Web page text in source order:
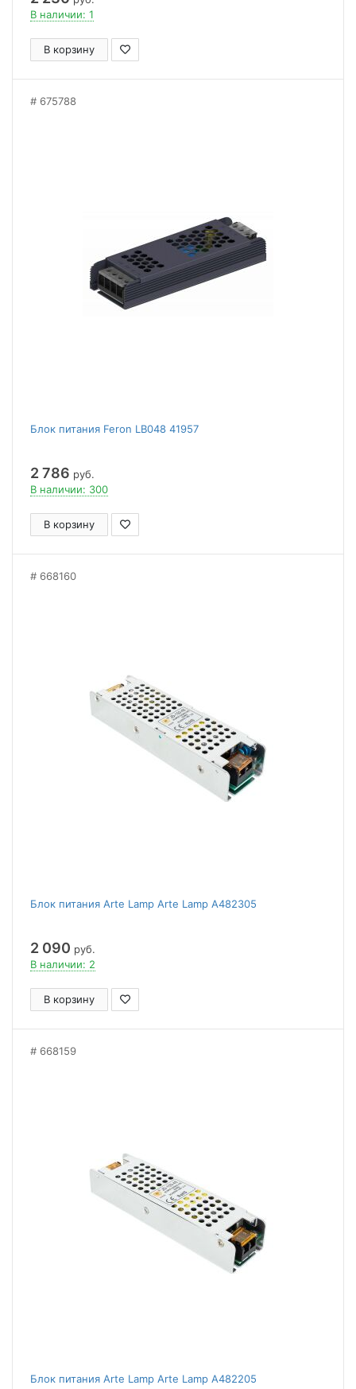
В наличии: 1
В корзину
675788
Блок питания Feron LB048 41957
2 786 руб.
В наличии: 300
В корзину
668160
Блок питания Arte Lamp Arte Lamp A482305
2 090 руб.
В наличии: 2
В корзину
668159
Блок питания Arte Lamp Arte Lamp A482205